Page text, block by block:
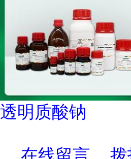
透明质酸钠
在线留言